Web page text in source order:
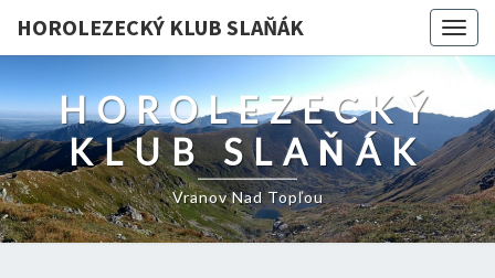
HOROLEZECKÝ KLUB SLAŇÁK
HOROLEZECKÝ
KLUB SLAŇÁK
Vranov Nad Topľou